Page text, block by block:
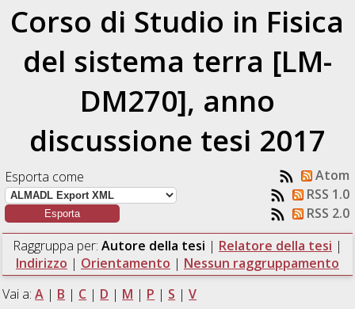
Corso di Studio in Fisica
del sistema terra [LM-
DM270], anno
discussione tesi 2017
Esporta come
Atom
RSS 1.0
RSS 2.0
Raggruppa per: Autore della tesi | Relatore della tesi |
Indirizzo | Orientamento | Nessun raggruppamento
Vai a:A | B | C | D | M | P | S |V